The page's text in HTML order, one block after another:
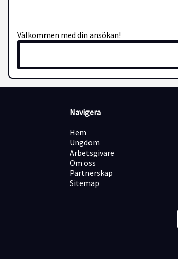
Välkommen med din ansökan!
Navigera
Hem
Ungdom
Arbetsgivare
Om oss
Partnerskap
Sitemap